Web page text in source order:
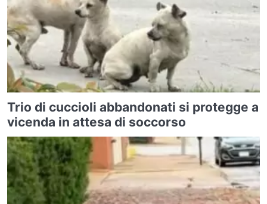
Trio di cuccioli abbandonati si protegge a
vicenda in attesa di soccorso